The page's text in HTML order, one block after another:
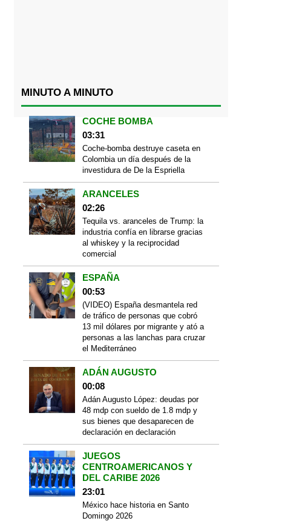
MINUTO A MINUTO
COCHE BOMBA
03:31
Coche-bomba destruye caseta en
Colombia un día después de la
investidura de De la Espriella
ARANCELES
02:26
Tequila vs. aranceles de Trump: la
industria confía en librarse gracias
al whiskey y la reciprocidad
comercial
ESPAÑA
00:53
(VIDEO) España desmantela red
de tráfico de personas que cobró
13 mil dólares por migrante y ató a
personas a las lanchas para cruzar
el Mediterráneo
ADÁN AUGUSTO
00:08
Adán Augusto López: deudas por
48 mdp con sueldo de 1.8 mdp y
sus bienes que desaparecen de
declaración en declaración
JUEGOS
CENTROAMERICANOS Y
DEL CARIBE 2026
23:01
México hace historia en Santo
Domingo 2026